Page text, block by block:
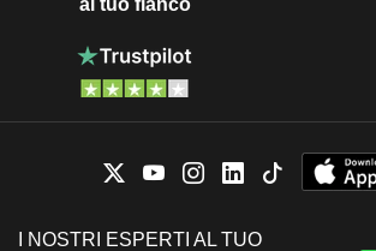
al tuo fianco
I NOSTRI ESPERTI AL TUO